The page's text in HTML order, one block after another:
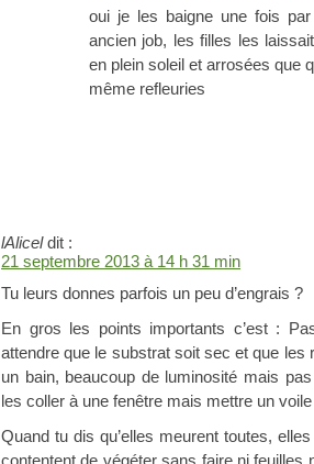
oui je les baigne une fois
ancien job, les filles les
en plein soleil et arrosées que
même refleuries
lAlicel dit :
21 septembre 2013 à 14 h 31 min
Tu leurs donnes parfois un peu d’engrais ?
En gros les points importants c’est :
attendre que le substrat soit sec et que
un bain, beaucoup de luminosité mais
les coller à une fenêtre mais mettre un
Quand tu dis qu’elles meurent toutes,
contentent de végéter sans faire ni